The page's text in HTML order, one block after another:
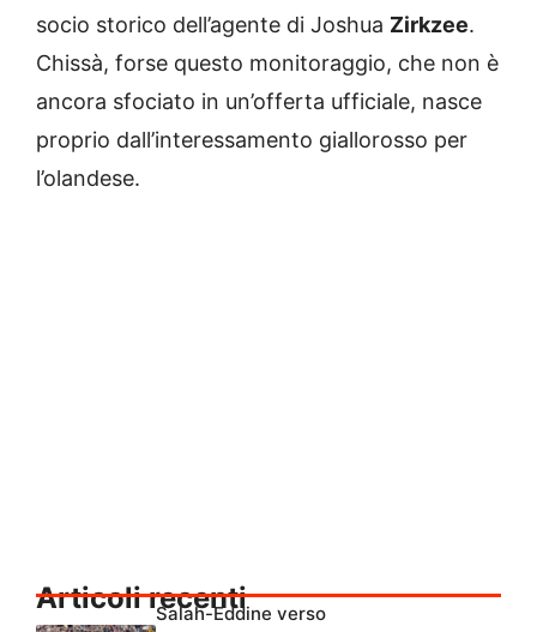
socio storico dell’agente di Joshua Zirkzee.
Chissà, forse questo monitoraggio, che non è
ancora sfociato in un’offerta ufficiale, nasce
proprio dall’interessamento giallorosso per
l’olandese.
Articoli recenti
Salah-Eddine verso